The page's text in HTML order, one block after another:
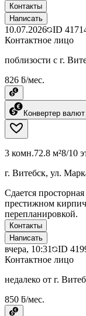
Контакты
Написать
10.07.2026 ID
Контактное лицо
поблизости с г.
826 ƃ/мес.
Конвертер валют
3 комн.72.8 м²8/10
г. Витебск, ул.
Сдается
престижном
перепланировкой.
Контакты
Написать
вчера, 10:31 ID
Контактное лицо
недалеко от г.
850 ƃ/мес.